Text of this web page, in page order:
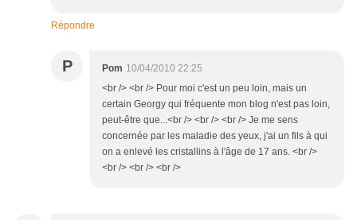
Répondre
P Pom 10/04/2010 22:25
<br /> <br /> Pour moi c'est un peu loin, mais un
certain Georgy qui fréquente mon blog n'est pas loin,
peut-être que...<br /> <br /> <br /> Je me sens
concernée par les maladie des yeux, j'ai un fils à qui
on a enlevé les cristallins à l'âge de 17 ans. <br />
<br /> <br /> <br />